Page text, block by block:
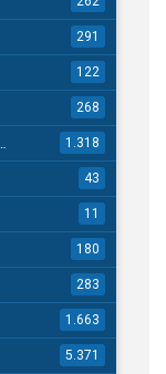
291
122
268
1.318
43
11
180
283
1.663
5.371